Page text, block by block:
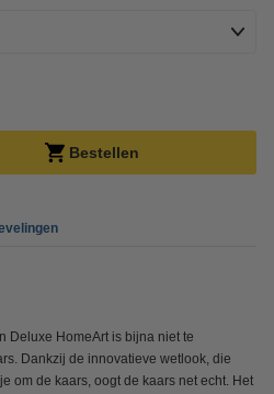
Bestellen
Deluxe HomeArt is bijna niet te
Dankzij de innovatieve wetlook, die
om de kaars, oogt de kaars net echt. Het